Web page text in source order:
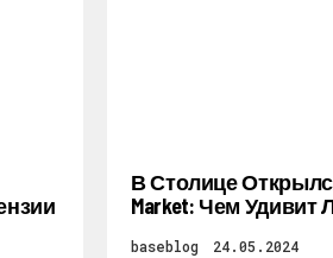
В Столице
Market: Чем Удивит
baseblog 24.05.2024